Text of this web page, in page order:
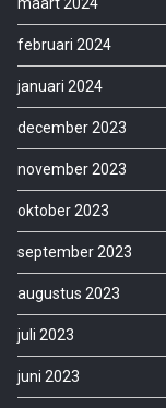
februari 2024
januari 2024
december 2023
november 2023
oktober 2023
september 2023
augustus 2023
juli 2023
juni 2023